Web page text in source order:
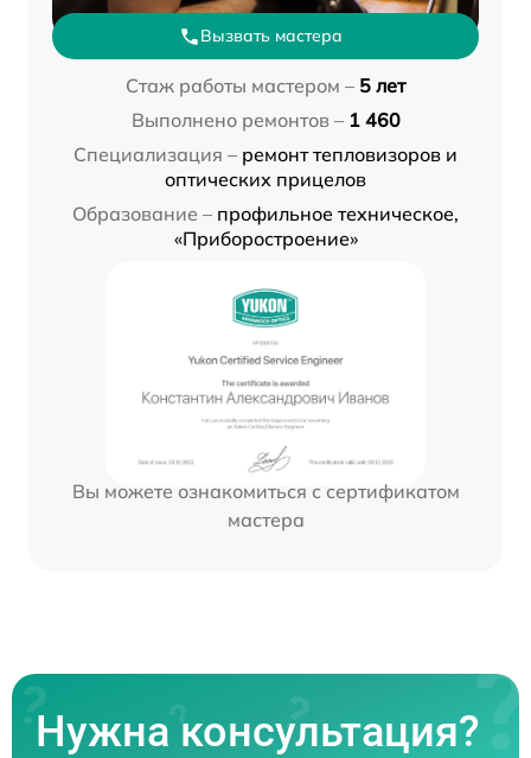
Вызвать мастера
Стаж работы мастером – 5 лет
Выполнено ремонтов – 1 460
Специализация – ремонт тепловизоров и
оптических прицелов
Образование – профильное техническое,
«Приборостроение»
Вы можете ознакомиться с сертификатом
мастера
Нужна консультация?